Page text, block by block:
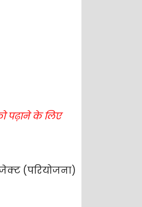
पढ़ाने के लिए
(परियोजना)